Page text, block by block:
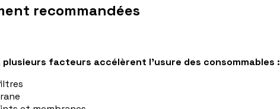
recommandées
plusieurs facteurs accélèrent l'usure des consommables :